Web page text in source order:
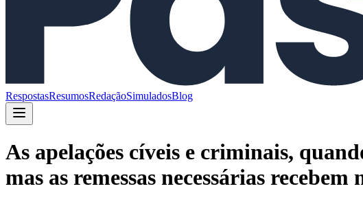
RespostasResumosRedaçãoSimuladosBlog
As apelações cíveis e criminais,
mas as remessas necessárias